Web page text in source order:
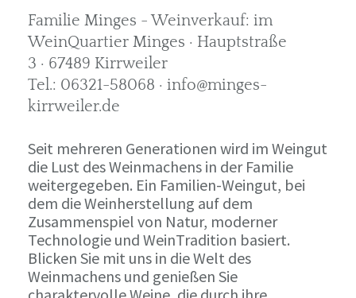
Familie Minges - Weinverkauf: im
WeinQuartier Minges · Hauptstraße
3 · 67489 Kirrweiler
Tel.: 06321-58068 · info@minges-
kirrweiler.de
Seit mehreren Generationen wird im Weingut
die Lust des Weinmachens in der Familie
weitergegeben. Ein Familien-Weingut, bei
dem die Weinherstellung auf dem
Zusammenspiel von Natur, moderner
Technologie und WeinTradition basiert.
Blicken Sie mit uns in die Welt des
Weinmachens und genießen Sie